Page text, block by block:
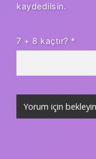
kaydedilsin.
7 + 8 kaçtır? *